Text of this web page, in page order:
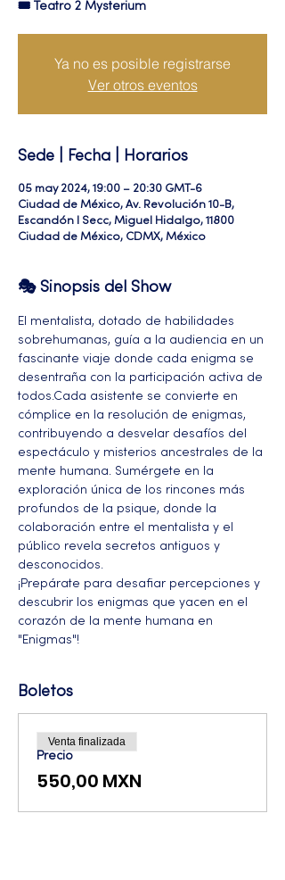
🎟 Teatro 2 Mysterium
Ya no es posible registrarse
Ver otros eventos
Sede | Fecha | Horarios
05 may 2024, 19:00 – 20:30 GMT-6
Ciudad de México, Av. Revolución 10-B,
Escandón I Secc, Miguel Hidalgo, 11800
Ciudad de México, CDMX, México
🎭 Sinopsis del Show
El mentalista, dotado de habilidades
sobrehumanas, guía a la audiencia en un
fascinante viaje donde cada enigma se
desentraña con la participación activa de
todos.Cada asistente se convierte en
cómplice en la resolución de enigmas,
contribuyendo a desvelar desafíos del
espectáculo y misterios ancestrales de la
mente humana. Sumérgete en la
exploración única de los rincones más
profundos de la psique, donde la
colaboración entre el mentalista y el
público revela secretos antiguos y
desconocidos.
¡Prepárate para desafiar percepciones y
descubrir los enigmas que yacen en el
corazón de la mente humana en
"Enigmas"!
Boletos
Precio
550,00 MXN
Venta finalizada